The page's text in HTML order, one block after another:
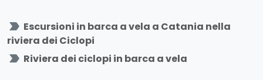
label_important Escursioni in barca a vela a Catania nella
riviera dei Ciclopi
label_important Riviera dei ciclopi in barca a vela